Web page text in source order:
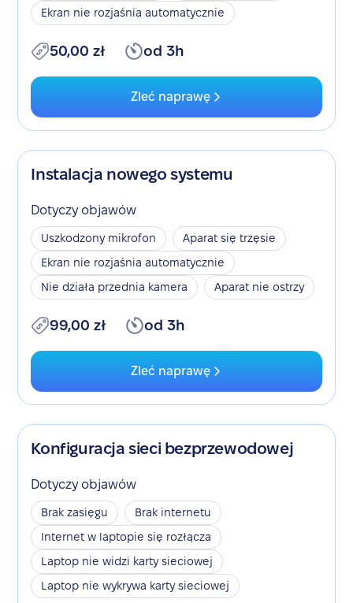
Ekran nie rozjaśnia automatycznie
50,00 zł od 3h
Zleć naprawę
Instalacja nowego systemu
Dotyczy objawów
Uszkodzony mikrofon
Aparat się trzęsie
Ekran nie rozjaśnia automatycznie
Nie działa przednia kamera
Aparat nie ostrzy
99,00 zł od 3h
Zleć naprawę
Konfiguracja sieci bezprzewodowej
Dotyczy objawów
Brak zasięgu
Brak internetu
Internet w laptopie się rozłącza
Laptop nie widzi karty sieciowej
Laptop nie wykrywa karty sieciowej